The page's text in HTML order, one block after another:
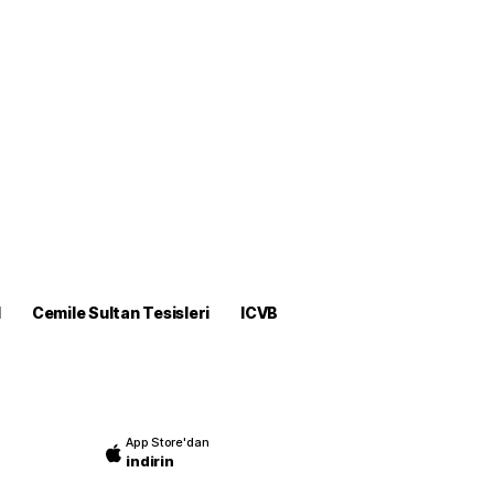
Cemile Sultan Tesisleri
ICVB
App Store'dan
indirin